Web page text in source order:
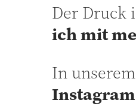
Der Druck
ich mit
In unserem